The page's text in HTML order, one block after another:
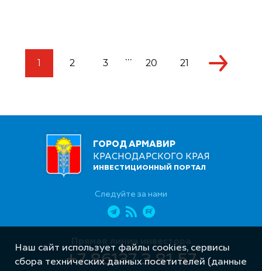
1 2 3 ... 20 21
ГОРОД АРМАВИР
КРАСНОДАРСКОГО КРАЯ
ИНВЕСТИЦИОННЫЙ ПОРТАЛ
Следуйте за нами
Прямая линия инвестора
+7 86137 3 81 57
Наш сайт использует файлы cookies, сервисы
сбора технических данных посетителей (данные